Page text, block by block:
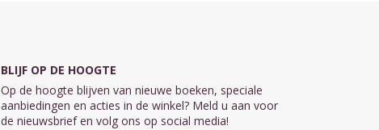
BLIJF OP DE HOOGTE
Op de hoogte blijven van nieuwe boeken, speciale
aanbiedingen en acties in de winkel? Meld u aan voor
de nieuwsbrief en volg ons op social media!